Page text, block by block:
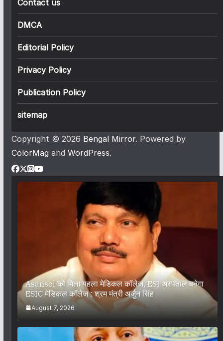
Contact us
DMCA
Editorial Policy
Privacy Policy
Publication Policy
sitemap
Copyright © 2026 Bengal Mirror. Powered by
ColorMag and WordPress.
Asansol को मिला पहला मेडिकल कॉलेज, ESI अस्पताल बनेगा
ESIC मेडिकल कॉलेज : श्रम मंत्री अर्जुन सिंह
August 7, 2026